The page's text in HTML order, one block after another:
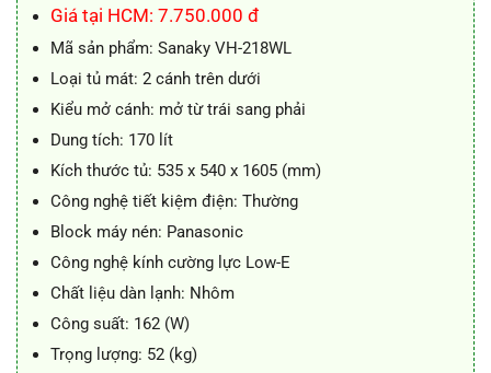
8.100.000 ₫.
Giá tại HCM: 7.750.000 đ
Mã sản phẩm: Sanaky VH-218WL
Loại tủ mát: 2 cánh trên dưới
Kiểu mở cánh: mở từ trái sang phải
Dung tích: 170 lít
Kích thước tủ: 535 x 540 x 1605 (mm)
Công nghệ tiết kiệm điện: Thường
Block máy nén: Panasonic
Công nghệ kính cường lực Low-E
Chất liệu dàn lạnh: Nhôm
Công suất: 162 (W)
Trọng lượng: 52 (kg)